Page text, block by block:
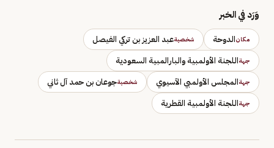
وَرَد في الخبر
مكانالدوحة شخصيةعبد العزيز بن تركي الفيصل
جهةاللجنة الأولمبية والبارالمبية السعودية
جهةالمجلس الأولمبي الآسيوي شخصيةجوعان بن حمد آل ثاني
جهةاللجنة الأولمبية القطرية